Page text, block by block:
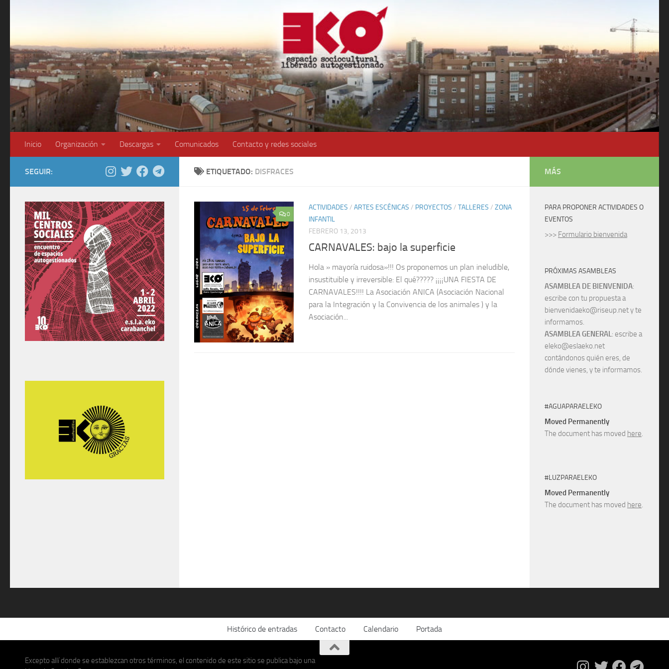
Inicio Organización Descargas Comunicados Contacto y redes sociales
ETIQUETADO: DISFRACES
0
ACTIVIDADES / ARTES ESCÉNICAS / PROYECTOS / TALLERES / ZONA
INFANTIL
FEBRERO 13, 2013
CARNAVALES: bajo la superficie
Hola » mayoría ruidosa»!!! Os proponemos un plan ineludible,
insustituible y irreversible: El qué????? ¡¡¡¡UNA FIESTA DE
CARNAVALES!!!! La Asociación ANICA (Asociación Nacional
para la Integración y la Convivencia de los animales ) y la
Asociación...
SEGUIR: MÁS
PARA PROPONER ACTIVIDADES O
EVENTOS
>>> Formulario bienvenida
PRÓXIMAS ASAMBLEAS
ASAMBLEA DE BIENVENIDA:
escribe con tu propuesta a
bienvenidaeko@riseup.net y te
informamos.
ASAMBLEA GENERAL: escribe a
eleko@eslaeko.net
contándonos quién eres, de
dónde vienes, y te informamos.
#AGUAPARAELEKO
Moved Permanently
The document has moved here.
#LUZPARAELEKO
Moved Permanently
The document has moved here.
Histórico de entradas Contacto Calendario Portada
Excepto allí donde se establezcan otros términos, el contenido de este sitio se publica bajo una